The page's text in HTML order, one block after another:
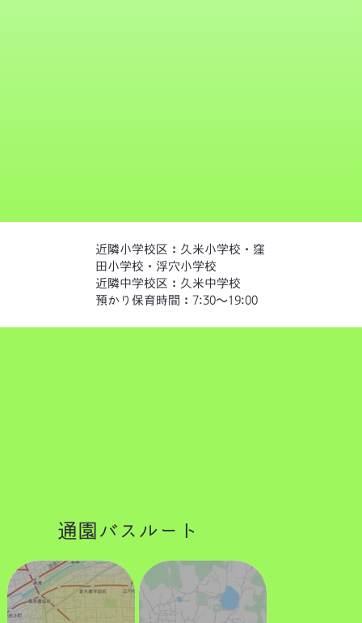
近隣小学校区：​久米小学校・窪
田小学校・浮穴小学校
​近隣中学校区：久米中学校
預かり保育時間：7:30〜19:00
通園バスルート